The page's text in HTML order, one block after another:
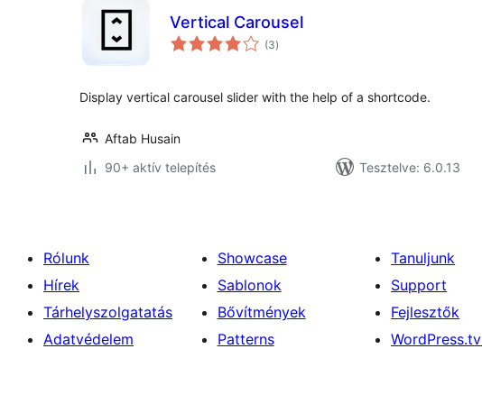
Vertical Carousel
(3értékelés
összesen
)
Display vertical carousel slider with the help of a shortcode.
Aftab Husain
90+ aktív telepítés
Tesztelve: 6.0.13
Rólunk
Hírek
Tárhelyszolgatatás
Adatvédelem
Showcase
Sablonok
Bővítmények
Patterns
Tanuljunk
Support
Fejlesztők
WordPress.tv